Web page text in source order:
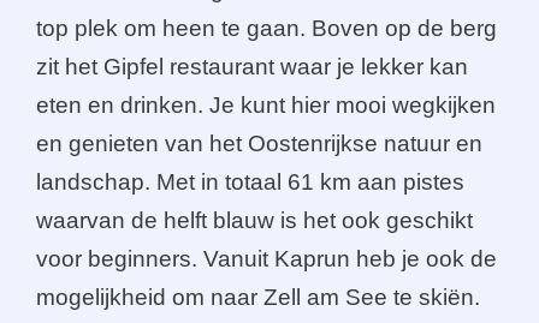
top plek om heen te gaan. Boven op de berg
zit het Gipfel restaurant waar je lekker kan
eten en drinken. Je kunt hier mooi wegkijken
en genieten van het Oostenrijkse natuur en
landschap. Met in totaal 61 km aan pistes
waarvan de helft blauw is het ook geschikt
voor beginners. Vanuit Kaprun heb je ook de
mogelijkheid om naar Zell am See te skiën.